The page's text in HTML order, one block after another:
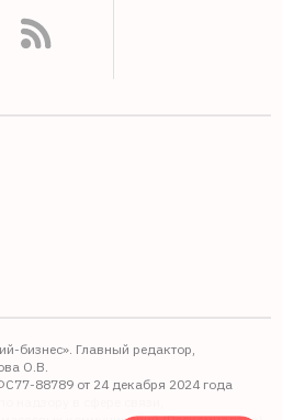
бизнес». Главный редактор,
О.В.
88789 от 24 декабря 2024 года
надзору в сфере связи,